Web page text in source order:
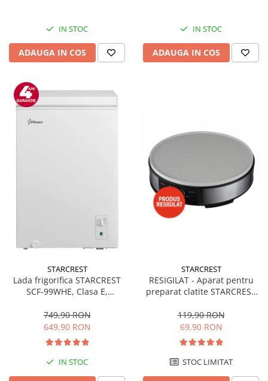
IN STOC
ADAUGA IN COS
IN STOC
ADAUGA IN COS
STARCREST
Lada frigorifica STARCREST
SCF-99WHE, Clasa E,
convertibil - functie frigider,
Termostat reglabil, Alb
749,90 RON
649,90 RON
IN STOC
STARCREST
RESIGILAT - Aparat pentru
preparat clatite STARCREST
invelis ceramic antiaderent,
30 cm, Inox / Negru
119,90 RON
69,90 RON
STOC LIMITAT